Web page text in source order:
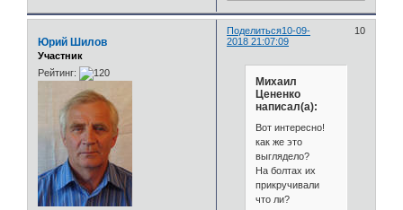
Поделиться 10
10-09-
2018 21:07:09
Юрий Шилов
Участник
Рейтинг:
Михаил
Цененко
написал(а):
Вот интересно!
как же это
выглядело?
На болтах их
прикручивали
что ли?